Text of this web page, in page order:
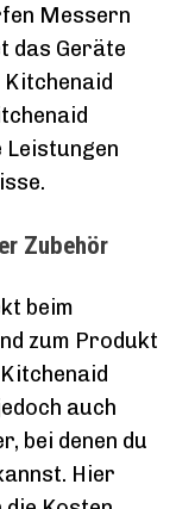
Messern
das Geräte
Leistungen
Zubehör
beim
zum Produkt
auch
bei denen du
Hier